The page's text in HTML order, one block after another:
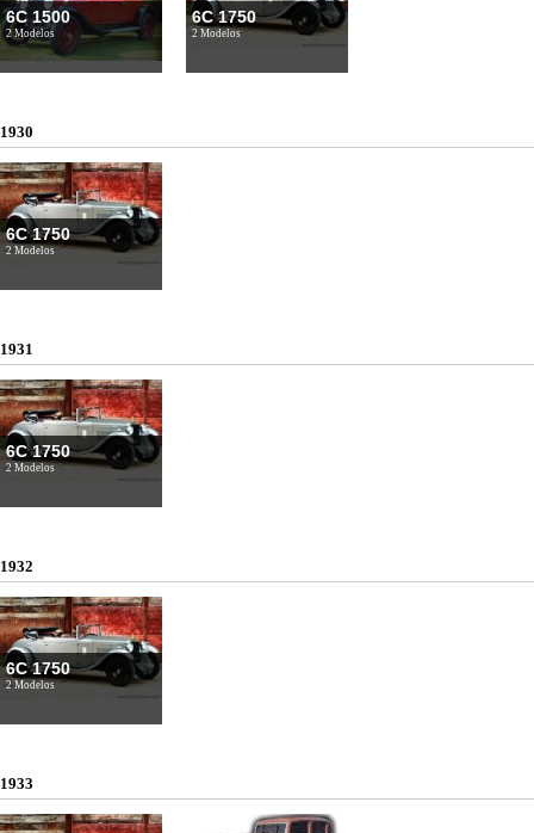
6C 1500
2 Modelos
6C 1750
2 Modelos
1930
6C 1750
2 Modelos
1931
6C 1750
2 Modelos
1932
6C 1750
2 Modelos
1933